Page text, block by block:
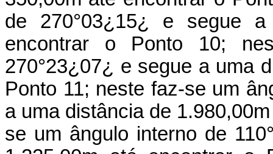
de 270°03¿15¿ e segue
encontrar o Ponto 10;
270°23¿07¿ e segue a uma
Ponto 11; neste faz-se um
a uma distância de
se um ângulo interno de